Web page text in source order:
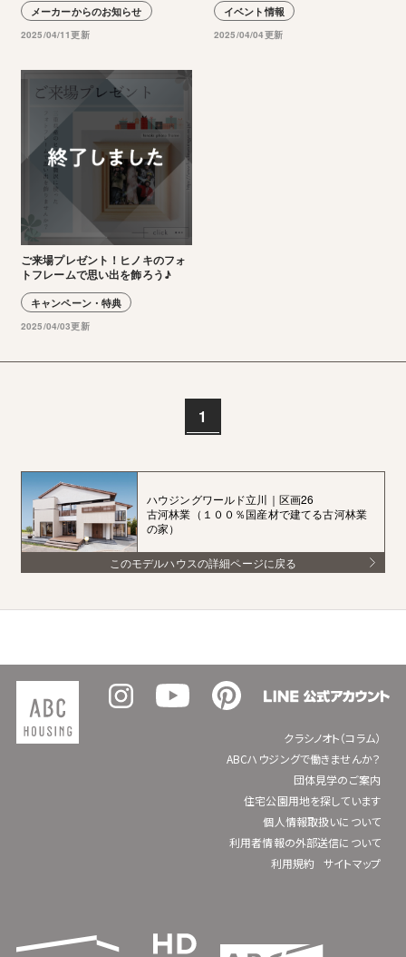
メーカーからのお知らせ
2025/04/11更新
イベント情報
2025/04/04更新
ご来場プレゼント！ヒノキのフォ
トフレームで思い出を飾ろう♪
キャンペーン・特典
2025/04/03更新
1
ハウジングワールド立川｜区画26
古河林業（１００％国産材で建てる古河林業
の家）
このモデルハウスの詳細ページに戻る
クラシノオト（コラム）
ABCハウジングで働きませんか？
団体見学のご案内
住宅公園用地を探しています
個人情報取扱いについて
利用者情報の外部送信について
利用規約
サイトマップ